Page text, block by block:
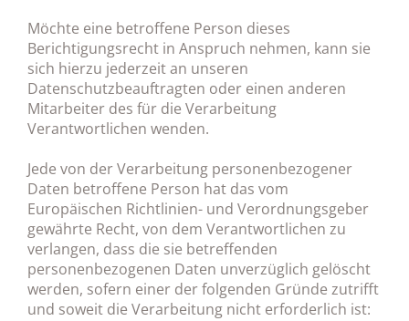
Möchte eine betroffene Person dieses
Berichtigungsrecht in Anspruch nehmen, kann sie
sich hierzu jederzeit an unseren
Datenschutzbeauftragten oder einen anderen
Mitarbeiter des für die Verarbeitung
Verantwortlichen wenden.
Jede von der Verarbeitung personenbezogener
Daten betroffene Person hat das vom
Europäischen Richtlinien- und Verordnungsgeber
gewährte Recht, von dem Verantwortlichen zu
verlangen, dass die sie betreffenden
personenbezogenen Daten unverzüglich gelöscht
werden, sofern einer der folgenden Gründe zutrifft
und soweit die Verarbeitung nicht erforderlich ist: